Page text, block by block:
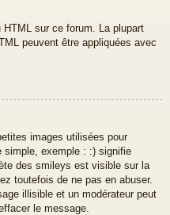
HTML sur ce forum. La plupart
peuvent être appliquées avec
images utilisées pour
simple, exemple : :) signifie
des smileys est visible sur la
toutefois de ne pas en abuser.
illisible et un modérateur peut
le message.